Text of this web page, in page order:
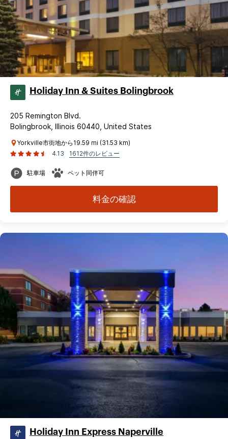
Holiday Inn & Suites Bolingbrook
205 Remington Blvd.
Bolingbrook, Illinois 60440, United States
Yorkville市街地から19.59 mi (31.53 km)
4.13
1612件のレビュー
駐車場 ペット同伴可
料金の確認
Holiday Inn Express Naperville